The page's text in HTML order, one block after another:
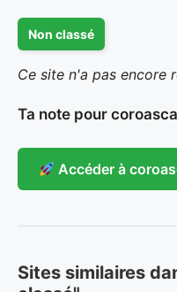
Non classé
Ce site n'a pas encore
Ta note pour
Accéder à
Sites similaires